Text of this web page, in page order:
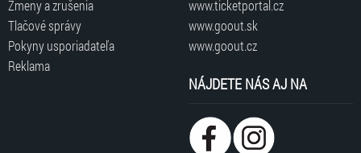
Zmeny a zrušenia
Tlačové správy
Pokyny usporiadateľa
Reklama
www.ticketportal.cz
www.goout.sk
www.goout.cz
NÁJDETE NÁS AJ NA